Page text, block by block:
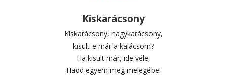
Kiskarácsony
Kiskarácsony, nagykarácsony,
kisült-e már a kalácsom?
Ha kisült már, ide véle,
Hadd egyem meg melegébe!